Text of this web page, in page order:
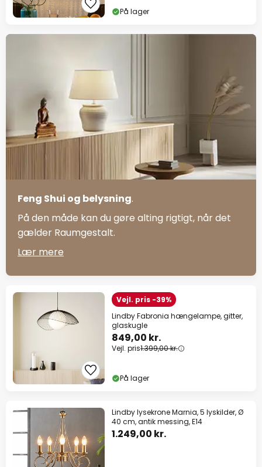
På lager
Feng Shui og belysning.
På den måde kan du gøre alting rigtigt, når det
gælder Raumgestalt.
Lær mere
Vejl. pris -39%
Lindby Fabronia hængelampe, gitter,
glaskugle
849,00 kr.
Vejl. pris1.399,00 kr.
På lager
Lindby lysekrone Marnia, 5 lyskilder, Ø
40 cm, antik messing, E14
1.249,00 kr.